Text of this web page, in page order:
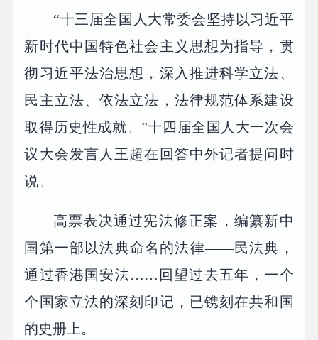
“十三届全国人大常委会坚持以习近平
新时代中国特色社会主义思想为指导，贯
彻习近平法治思想，深入推进科学立法、
民主立法、依法立法，法律规范体系建设
取得历史性成就。”十四届全国人大一次会
议大会发言人王超在回答中外记者提问时
说。
高票表决通过宪法修正案，编纂新中
国第一部以法典命名的法律——民法典，
通过香港国安法……回望过去五年，一个
个国家立法的深刻印记，已镌刻在共和国
的史册上。